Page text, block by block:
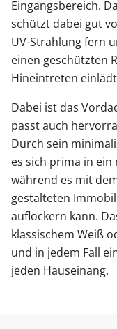
Eingangsbereich.
schützt dabei gut
UV-Strahlung fern
einen geschützten
Hineintreten
Dabei ist das
passt auch
Durch sein
es sich prima in
während es mit
gestalteten
auflockern kann.
klassischem Weiß
und in jedem Fall
jeden Hauseinang.